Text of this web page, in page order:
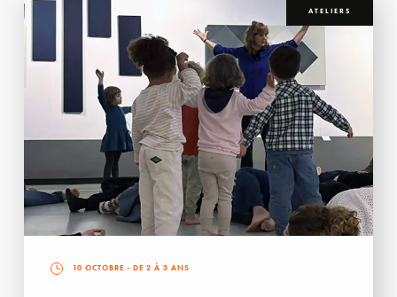
ATELIERS
10 OCTOBRE - DE 2 À 3 ANS